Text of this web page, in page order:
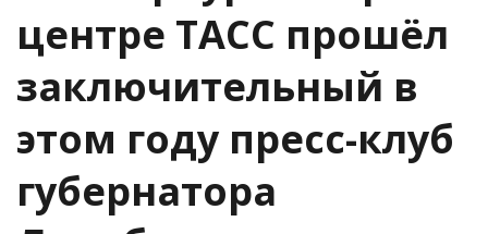
В Петербурге в пресс-
центре ТАСС прошёл
заключительный в
этом году пресс-клуб